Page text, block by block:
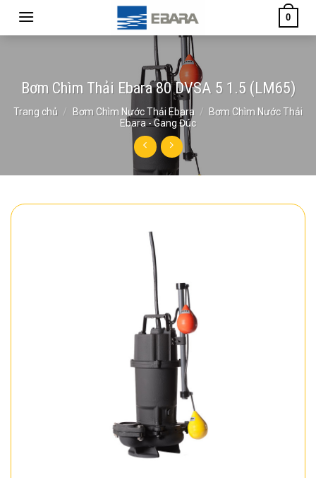
0
Bơm Chìm Thải Ebara 80 DVSA 5 1.5 (LM65)
Trang chủ / Bơm Chìm Nước Thải Ebara /
Bơm Chìm Nước Thải
Ebara - Gang Đúc